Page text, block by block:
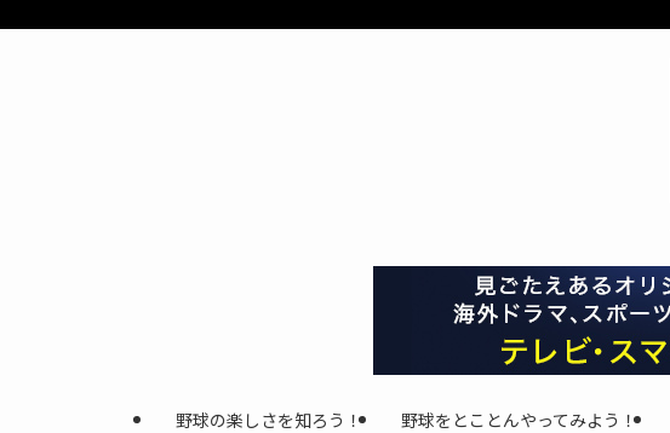
野球の楽しさを知ろう！ 野球をとことんやってみよう！